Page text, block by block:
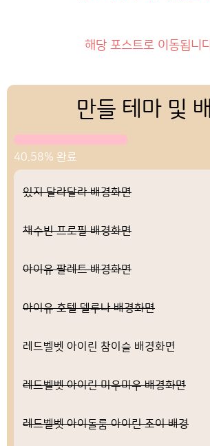
해당 포스트로 이동됩니
만들 테마 및
40.58% 완료
있지 달라달라 배경화면
채수빈 프로필 배경화면
아이유 팔레트 배경화면
아이유 호텔 델루나 배경화면
레드벨벳 아이린 참이슬 배경화면
레드벨벳 아이린 미우미우 배경화면
레드벨벳 아이돌룸 아이린 조이 배경